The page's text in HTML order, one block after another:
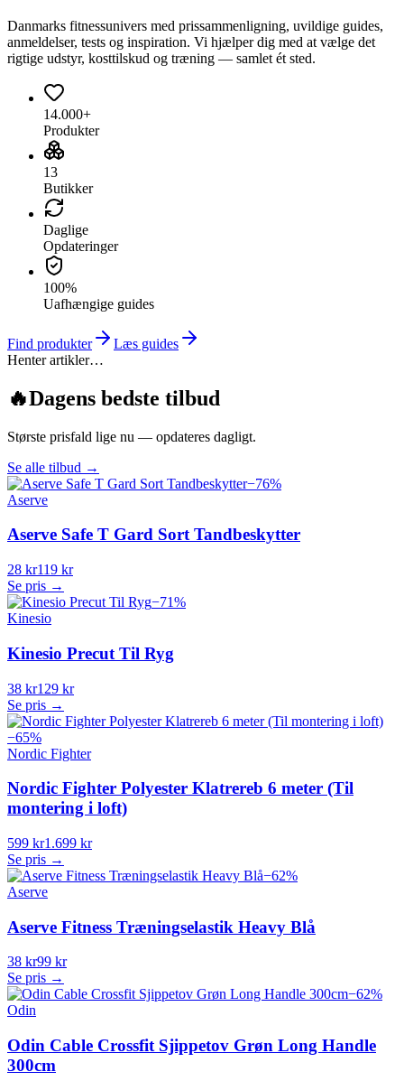
Danmarks fitnessunivers med prissammenligning, uvildige guides,
anmeldelser, tests og inspiration. Vi hjælper dig med at vælge det
rigtige udstyr, kosttilskud og træning — samlet ét sted.
14.000+
Produkter
13
Butikker
Daglige
Opdateringer
100%
Uafhængige guides
Find produkter
Læs guides
Henter artikler…
🔥Dagens bedste tilbud
Største prisfald lige nu — opdateres dagligt.
Se alle tilbud →
−76%
Aserve
Aserve Safe T Gard Sort Tandbeskytter
28 kr119 kr
Se pris →
−71%
Kinesio
Kinesio Precut Til Ryg
38 kr129 kr
Se pris →
−65%
Nordic Fighter
Nordic Fighter Polyester Klatrereb 6 meter (Til
montering i loft)
599 kr1.699 kr
Se pris →
−62%
Aserve
Aserve Fitness Træningselastik Heavy Blå
38 kr99 kr
Se pris →
−62%
Odin
Odin Cable Crossfit Sjippetov Grøn Long Handle
300cm